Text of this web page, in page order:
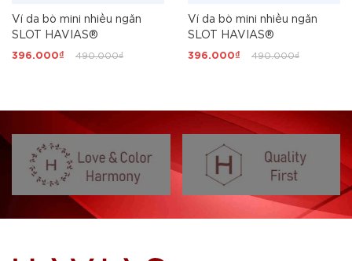
Ví da bò mini nhiều ngăn
SLOT HAVIAS®
396.000₫ 490.000₫
Ví da bò mini nhiều ngăn
SLOT HAVIAS®
396.000₫ 490.000₫